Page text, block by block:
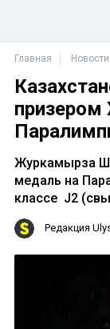
Главная Новости
призером
Журкамырза
медаль на
классе J2
Редакция